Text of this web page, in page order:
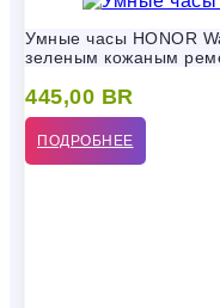
Умные часы HONOR
зеленым кожаным
445,00 BR
ПОДРОБНЕЕ